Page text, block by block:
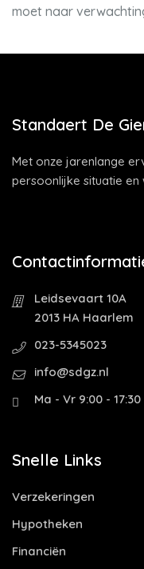
moet naar
Standaert De
Met onze jarenlange
persoonlijke situatie en
Leidsevaart 10A
2013 HA Haarlem
023-5345023
info@sdgz.nl
Ma - Vr 9:00 - 17:30
Snelle Links
Verzekeringen
Hypotheken
Financiën